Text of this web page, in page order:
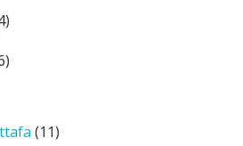
4
phẩm
46
1111